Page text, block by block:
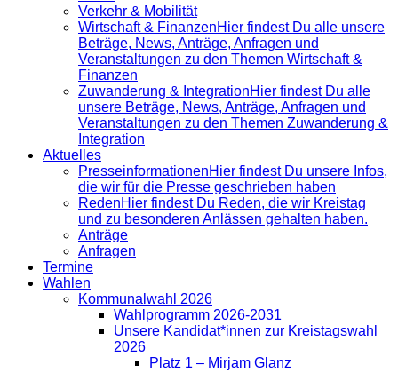
Verkehr & Mobilität
Wirtschaft & FinanzenHier findest Du alle unsere
Beträge, News, Anträge, Anfragen und
Veranstaltungen zu den Themen Wirtschaft &
Finanzen
Zuwanderung & IntegrationHier findest Du alle
unsere Beträge, News, Anträge, Anfragen und
Veranstaltungen zu den Themen Zuwanderung &
Integration
Aktuelles
Presse­informationenHier findest Du unsere Infos,
die wir für die Presse geschrieben haben
RedenHier findest Du Reden, die wir Kreistag
und zu besonderen Anlässen gehalten haben.
Anträge
Anfragen
Termine
Wahlen
Kommunalwahl 2026
Wahlprogramm 2026-2031
Unsere Kandidat*innen zur Kreistagswahl
2026
Platz 1 – Mirjam Glanz